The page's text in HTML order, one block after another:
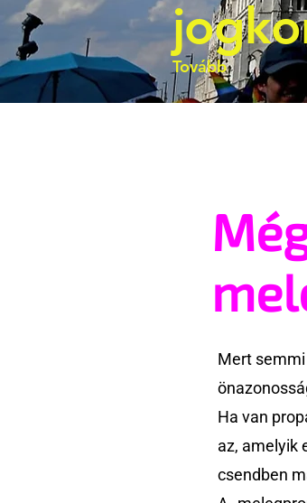
Tovább
Mert
Ha van
az, amelyik
csendben